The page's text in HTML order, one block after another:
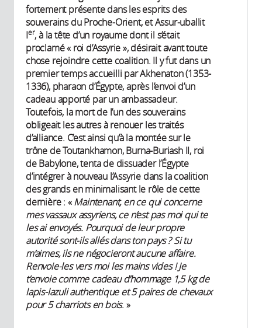
fortement présente dans les esprits des
souverains du Proche-Orient, et Assur-uballit
Ier, à la tête d’un royaume dont il s’était
proclamé « roi d’Assyrie », désirait avant toute
chose rejoindre cette coalition. Il y fut dans un
premier temps accueilli par Akhenaton (1353-
1336), pharaon d’Égypte, après l’envoi d’un
cadeau apporté par un ambassadeur.
Toutefois, la mort de l’un des souverains
obligeait les autres à renouer les traités
d’alliance. C’est ainsi qu’à la montée sur le
trône de Toutankhamon, Burna-Buriash II, roi
de Babylone, tenta de dissuader l’Égypte
d’intégrer à nouveau l’Assyrie dans la coalition
des grands en minimalisant le rôle de cette
dernière : «Maintenant, en ce qui concerne
mes vassaux assyriens, ce n’est pas moi qui te
les ai envoyés. Pourquoi de leur propre
autorité sont-ils allés dans ton pays ? Si tu
m’aimes, ils ne négocieront aucune affaire.
Renvoie-les vers moi les mains vides ! Je
t’envoie comme cadeau d’hommage 1,5 kg de
lapis-lazuli authentique et 5 paires de chevaux
pour 5 charriots en bois. »